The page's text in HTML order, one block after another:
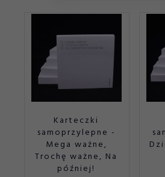
Karteczki
samoprzylepne -
Mega ważne,
Trochę ważne, Na
później!